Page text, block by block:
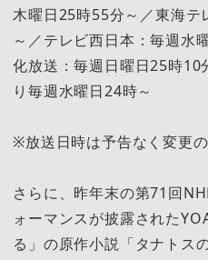
木曜日25時55分～／東海
～／テレビ西日本：毎週水
化放送：毎週日曜日25時10
り毎週水曜日24時～
※放送日時は予告なく変更
さらに、昨年末の第71回
ォーマンスが披露された
る」の原作小説「タナトス